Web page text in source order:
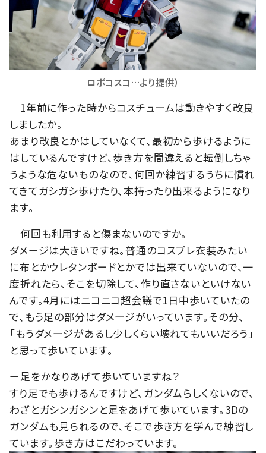
ロボコスコ…より提供）
―1年前に作った時からコスチュームは動きやすく改良
しましたか。
あまり改良とかはしていなくて、最初から歩けるように
はしているんですけど、歩き方を間違えると転倒しちゃ
うような危ないものなので、何回か練習するうちに慣れ
てきてガシガシ歩けたり、本持ったり出来るようになり
ます。
―何回も利用すると傷まないのですか。
ダメージは大きいですね。普通のコスプレ衣装みたい
に布とかウレタンボードとかでは出来ていないので、一
度折れたら、そこを切除して、作り直さないといけない
んです。4月にはニコニコ超会議で1日中歩いていたの
で、もう足の部分はダメージがいっています。その分、
「もうダメージがあるし少しくらい壊れてもいいだろう」
と思って歩いています。
ー足をかなりあげて歩いていますね？
すり足でも歩けるんですけど、ガンダムらしくないので、
わざとガシンガシンと足をあげて歩いています。3Dの
ガンダムも見られるので、そこで歩き方を学んで練習し
ています。歩き方はこだわっています。